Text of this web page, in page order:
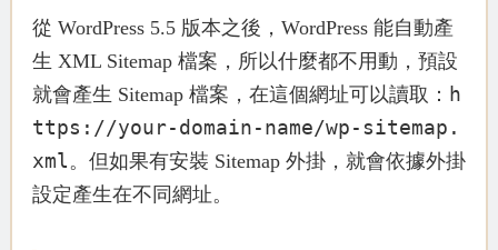
從 WordPress 5.5 版本之後，WordPress 能自動產
生 XML Sitemap 檔案，所以什麼都不用動，預設
就會產生 Sitemap 檔案，在這個網址可以讀取： h
ttps://your-domain-name/wp-sitemap.
xml 。但如果有安裝 Sitemap 外掛，就會依據外掛
設定產生在不同網址。